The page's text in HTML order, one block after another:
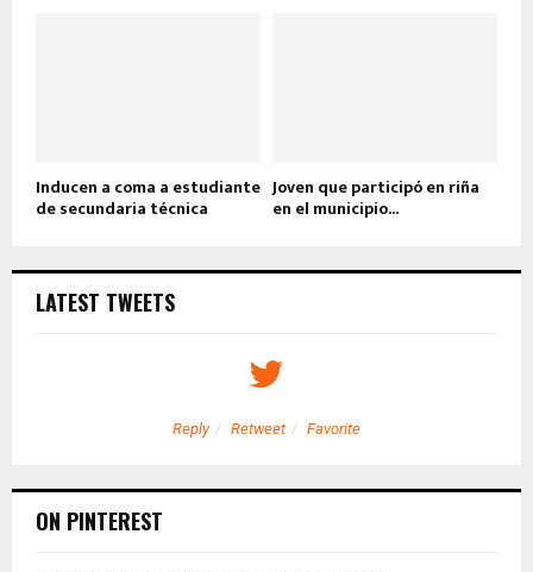
Inducen a coma a estudiante
de secundaria técnica
Joven que participó en riña
en el municipio...
LATEST TWEETS
Reply Retweet Favorite
ON PINTEREST